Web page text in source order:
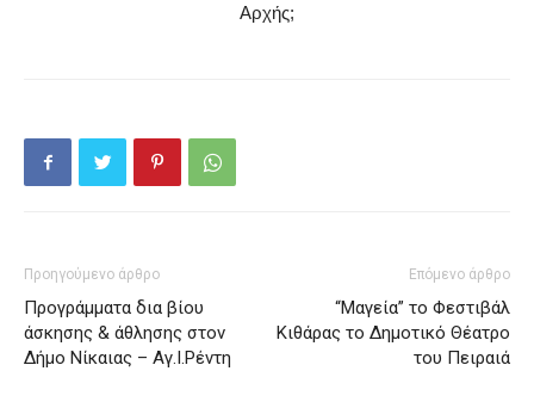
Αρχής;
Προηγούμενο άρθρο
Προγράμματα δια βίου
άσκησης & άθλησης στον
Δήμο Νίκαιας – Αγ.Ι.Ρέντη
Επόμενο άρθρο
“Μαγεία” το Φεστιβάλ
Κιθάρας το Δημοτικό Θέατρο
του Πειραιά